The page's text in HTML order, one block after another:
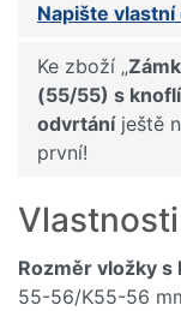
Napište
Ke zboží „
(55/55) s
odvrtáníještě
první!
Vlastnosti
Rozměr vložky s
55-56/K55-56